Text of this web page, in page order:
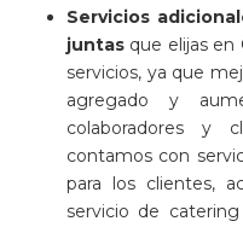
Servicios
juntas que elijas en
servicios, ya que
agregado y
colaboradores y
contamos con
para los clientes,
servicio de